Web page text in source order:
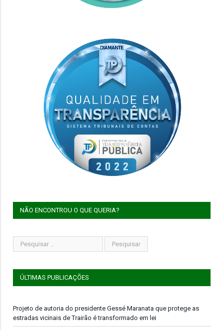
NÃO ENCONTROU O QUE QUERIA?
ÚLTIMAS PUBLICAÇÕES
Projeto de autoria do presidente Gessé Maranata que protege as
estradas vicinais de Trairão é transformado em lei